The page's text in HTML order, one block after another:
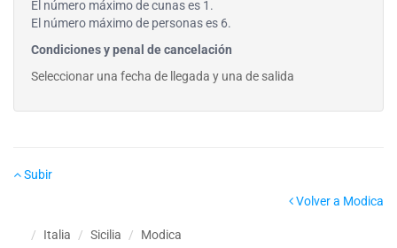
El número máximo de cunas es 1.
El número máximo de personas es 6.
Condiciones y penal de cancelación
Seleccionar una fecha de llegada y una de salida
Subir
Volver a Modica
Italia Sicilia Modica